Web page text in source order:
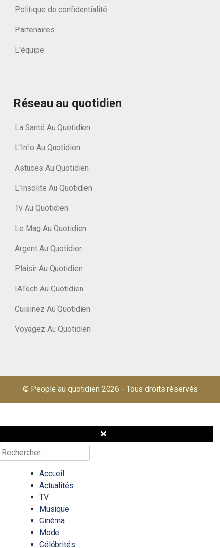
Politique de confidentialité
Partenaires
L'équipe
Réseau au quotidien
La Santé Au Quotidien
L'Info Au Quotidien
Astuces Au Quotidien
L'Insolite Au Quotidien
Tv Au Quotidien
Le Mag Au Quotidien
Argent Au Quotidien
Plaisir Au Quotidien
IATech Au Quotidien
Cuisinez Au Quotidien
Voyagez Au Quotidien
© People au quotidien 2026 - Tous droits réservés
Rechercher :
Accueil
Actualités
TV
Musique
Cinéma
Mode
Célébrités